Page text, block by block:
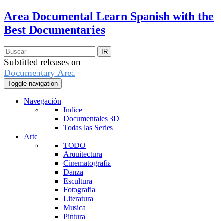
Area Documental Learn Spanish with the
Best Documentaries
Subtitled releases on
Documentary Area
Toggle navigation
Navegación
Indice
Documentales 3D
Todas las Series
Arte
TODO
Arquitectura
Cinematografia
Danza
Escultura
Fotografia
Literatura
Musica
Pintura